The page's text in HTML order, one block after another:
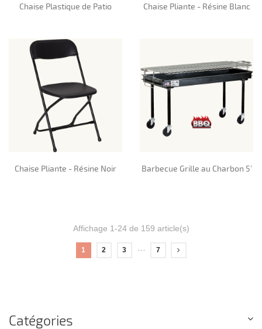
Chaise Plastique de Patio Chaise Pliante - Résine Blanc
Chaise Pliante - Résine Noir Barbecue Grille au Charbon 5’
Affichage 1-24 de 159 article(s)
1 2 3 … 7
Catégories